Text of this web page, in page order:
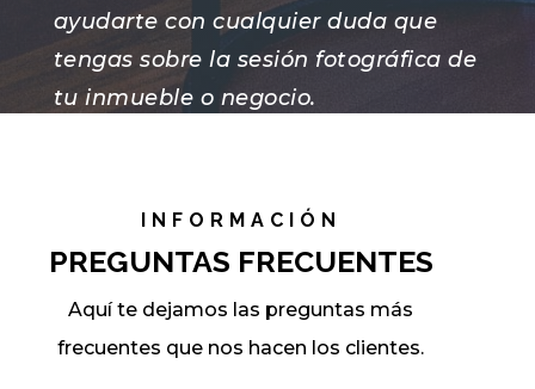
ayudarte con cualquier duda que
tengas sobre la sesión fotográfica de
tu inmueble o negocio.
INFORMACIÓN
PREGUNTAS FRECUENTES
Aquí te dejamos las preguntas más
frecuentes que nos hacen los clientes.